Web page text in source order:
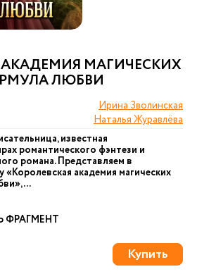
МАГИЧЕСКИХ
ЛЮБВИ
Ирина Зволинская
Наталья Журавлёва
известная
романтического фэнтези и
романа. Представляем в
«Королевская академия магических
ФРАГМЕНТ
Купить